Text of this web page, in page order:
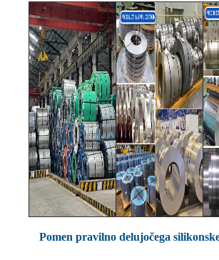
Pomen pravilno delujočega